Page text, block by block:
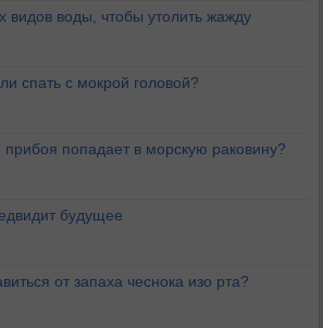
видов воды, чтобы утолить жажду
спать с мокрой головой?
попадает в морскую раковину?
будущее
от запаха чеснока изо рта?